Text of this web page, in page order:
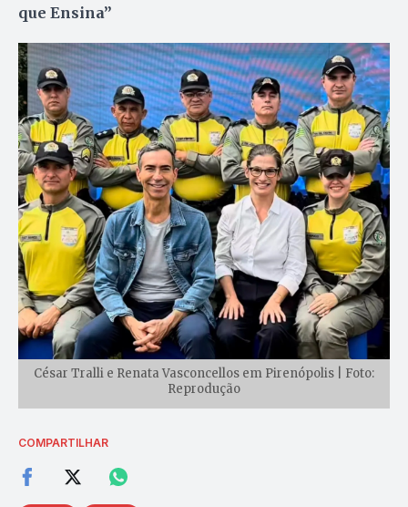
que Ensina”
César Tralli e Renata Vasconcellos em Pirenópolis | Foto:
Reprodução
COMPARTILHAR